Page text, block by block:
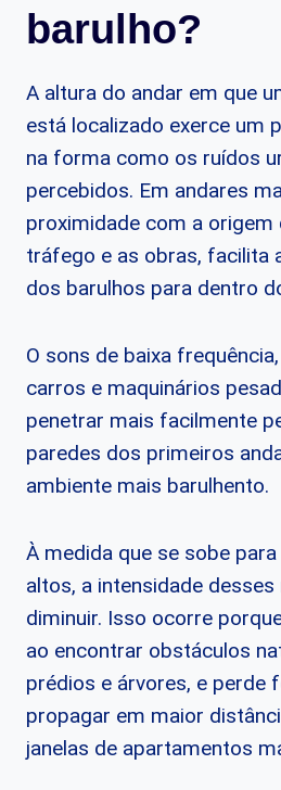
barulho?
A altura do andar em que
está localizado exerce um
na forma como os ruídos
percebidos. Em andares
proximidade com a
tráfego e as obras, facilita
dos barulhos para dentro
O sons de baixa
carros e maquinários
penetrar mais facilmente
paredes dos primeiros
ambiente mais barulhento.
À medida que se sobe
altos, a intensidade
diminuir. Isso ocorre
ao encontrar obstáculos
prédios e árvores, e perde
propagar em maior
janelas de apartamentos